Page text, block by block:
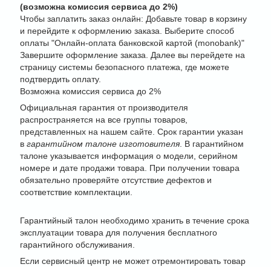
(возможна комиссия сервиса до 2%)
Чтобы заплатить заказ онлайн: Добавьте товар в корзину
и перейдите к оформлению заказа. Выберите способ
оплаты "Онлайн-оплата банковской картой (monobank)"
Завершите оформление заказа. Далее вы перейдете на
страницу системы безопасного платежа, где можете
подтвердить оплату.
Возможна комиссия сервиса до 2%
Официальная гарантия от производителя
распространяется на все группы товаров,
представленных на нашем сайте. Срок гарантии указан
в гарантийном талоне изготовителя . В гарантийном
талоне указывается информация о модели, серийном
номере и дате продажи товара. При получении товара
обязательно проверяйте отсутствие дефектов и
соответствие комплектации.
Гарантийный талон необходимо хранить в течение срока
эксплуатации товара для получения бесплатного
гарантийного обслуживания.
Если сервисный центр не может отремонтировать товар